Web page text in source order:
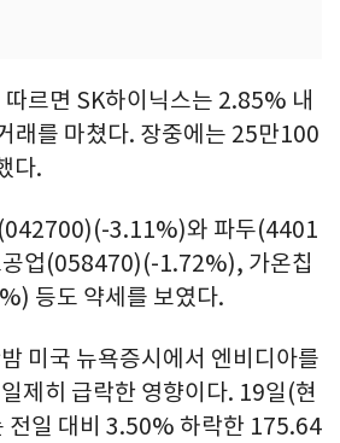
르면 SK하이닉스는 2.85% 내
래를 마쳤다. 장중에는 25만100
다.
3.11%)와 파두(4401
업(058470)(-1.72%), 가온칩
등도 약세를 보였다.
미국 뉴욕증시에서 엔비디아를
제히 급락한 영향이다. 19일(현
전일 대비 3.50% 하락한 175.64